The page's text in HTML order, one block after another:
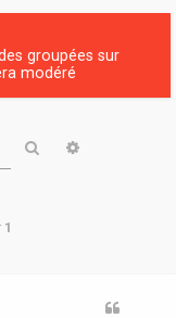
groupées sur
modéré
Rechercher
1